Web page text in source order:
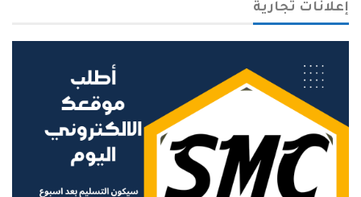
إعلانات تجارية